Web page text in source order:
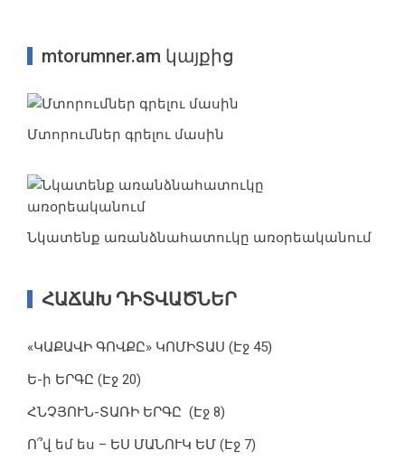
mtorumner.am կայքից
Մտորումներ գրելու մասին
Նկատենք առանձնահատուկը առօրեականում
ՀԱՃԱԽ ԴԻՏՎԱԾՆԵՐ
«ԿԱՔԱՎԻ ԳՈՎՔԸ» ԿՈՄԻՏԱՍ (Էջ 45)
Ե-ի ԵՐԳԸ (Էջ 20)
ՀՆՉՅՈՒՆ-ՏԱՌԻ ԵՐԳԸ (Էջ 8)
Ո՞վ եմ ես – ԵՍ ՄԱՆՈՒԿ ԵՄ (Էջ 7)